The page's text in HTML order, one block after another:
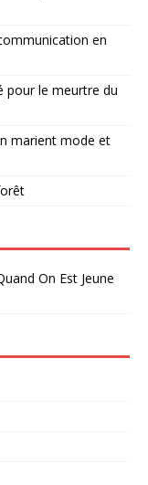
en
pour le meurtre du
marient mode et
On Est Jeune